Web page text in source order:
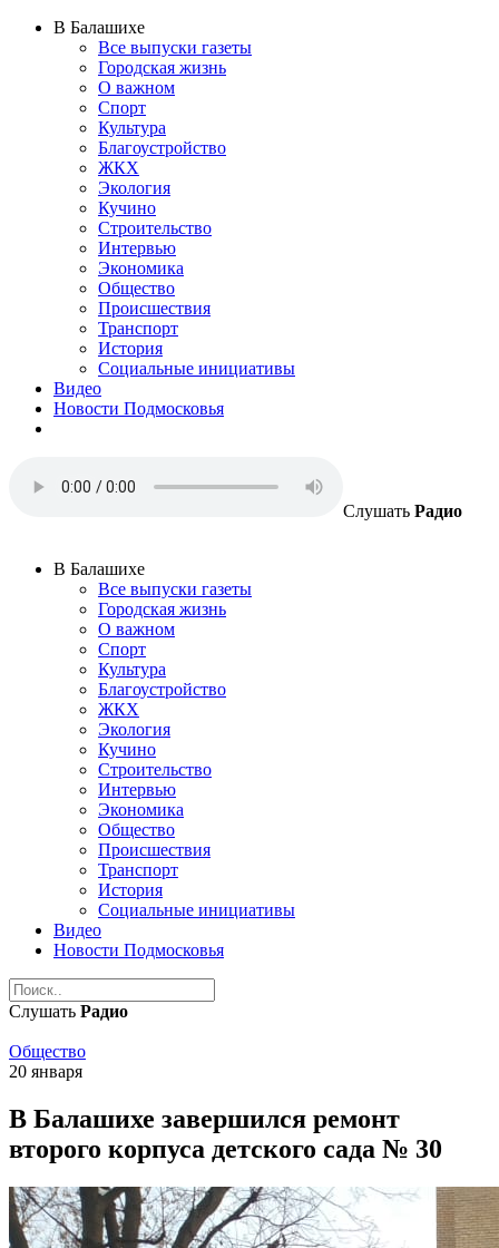
В Балашихе
Все выпуски газеты
Городская жизнь
О важном
Спорт
Культура
Благоустройство
ЖКХ
Экология
Кучино
Строительство
Интервью
Экономика
Общество
Происшествия
Транспорт
История
Социальные инициативы
Видео
Новости Подмосковья
Слушать Радио
В Балашихе
Все выпуски газеты
Городская жизнь
О важном
Спорт
Культура
Благоустройство
ЖКХ
Экология
Кучино
Строительство
Интервью
Экономика
Общество
Происшествия
Транспорт
История
Социальные инициативы
Видео
Новости Подмосковья
Слушать Радио
Общество
20 января
В Балашихе завершился ремонт
второго корпуса детского сада № 30